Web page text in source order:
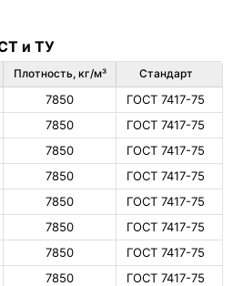
и ТУ
Плотность, кг/м³ Стандарт
7850
ГОСТ 7417-75
7850
ГОСТ 7417-75
7850
ГОСТ 7417-75
7850
ГОСТ 7417-75
7850
ГОСТ 7417-75
7850
ГОСТ 7417-75
7850
ГОСТ 7417-75
7850
ГОСТ 7417-75